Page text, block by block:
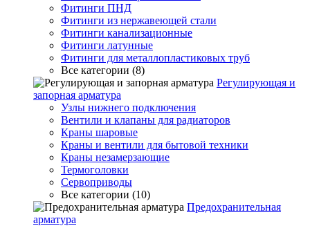
Фитинги ПНД
Фитинги из нержавеющей стали
Фитинги канализационные
Фитинги латунные
Фитинги для металлопластиковых труб
Все категории (8)
Регулирующая и
запорная арматура
Узлы нижнего подключения
Вентили и клапаны для радиаторов
Краны шаровые
Краны и вентили для бытовой техники
Краны незамерзающие
Термоголовки
Сервоприводы
Все категории (10)
Предохранительная
арматура